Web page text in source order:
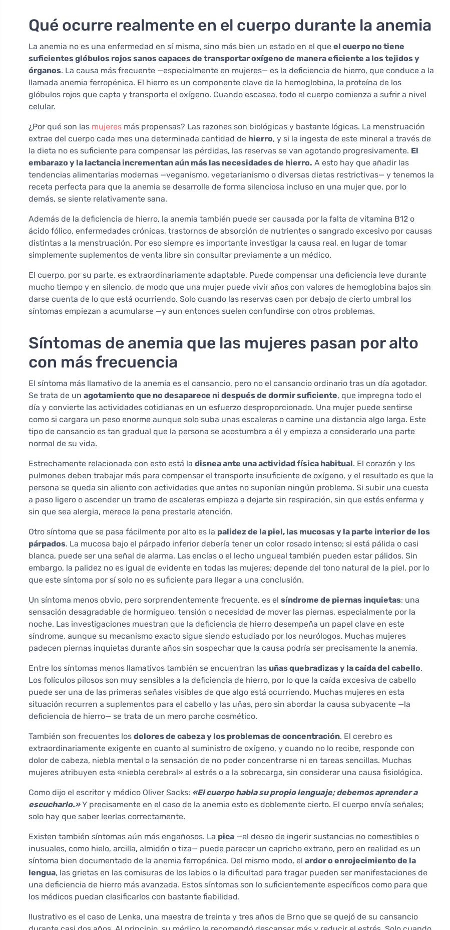
Qué ocurre realmente en el cuerpo durante la anemia
La anemia no es una enfermedad en sí misma, sino más bien un estado en el que el cuerpo no tiene
suficientes glóbulos rojos sanos capaces de transportar oxígeno de manera eficiente a los tejidos y
órganos. La causa más frecuente —especialmente en mujeres— es la deficiencia de hierro, que conduce a la
llamada anemia ferropénica. El hierro es un componente clave de la hemoglobina, la proteína de los
glóbulos rojos que capta y transporta el oxígeno. Cuando escasea, todo el cuerpo comienza a sufrir a nivel
celular.
¿Por qué son las mujeres más propensas? Las razones son biológicas y bastante lógicas. La menstruación
extrae del cuerpo cada mes una determinada cantidad de hierro, y si la ingesta de este mineral a través de
la dieta no es suficiente para compensar las pérdidas, las reservas se van agotando progresivamente. El
embarazo y la lactancia incrementan aún más las necesidades de hierro. A esto hay que añadir las
tendencias alimentarias modernas —veganismo, vegetarianismo o diversas dietas restrictivas— y tenemos la
receta perfecta para que la anemia se desarrolle de forma silenciosa incluso en una mujer que, por lo
demás, se siente relativamente sana.
Además de la deficiencia de hierro, la anemia también puede ser causada por la falta de vitamina B12 o
ácido fólico, enfermedades crónicas, trastornos de absorción de nutrientes o sangrado excesivo por causas
distintas a la menstruación. Por eso siempre es importante investigar la causa real, en lugar de tomar
simplemente suplementos de venta libre sin consultar previamente a un médico.
El cuerpo, por su parte, es extraordinariamente adaptable. Puede compensar una deficiencia leve durante
mucho tiempo y en silencio, de modo que una mujer puede vivir años con valores de hemoglobina bajos sin
darse cuenta de lo que está ocurriendo. Solo cuando las reservas caen por debajo de cierto umbral los
síntomas empiezan a acumularse —y aun entonces suelen confundirse con otros problemas.
Síntomas de anemia que las mujeres pasan por alto
con más frecuencia
El síntoma más llamativo de la anemia es el cansancio, pero no el cansancio ordinario tras un día agotador.
Se trata de un agotamiento que no desaparece ni después de dormir suficiente, que impregna todo el
día y convierte las actividades cotidianas en un esfuerzo desproporcionado. Una mujer puede sentirse
como si cargara un peso enorme aunque solo suba unas escaleras o camine una distancia algo larga. Este
tipo de cansancio es tan gradual que la persona se acostumbra a él y empieza a considerarlo una parte
normal de su vida.
Estrechamente relacionada con esto está la disnea ante una actividad física habitual. El corazón y los
pulmones deben trabajar más para compensar el transporte insuficiente de oxígeno, y el resultado es que la
persona se queda sin aliento con actividades que antes no suponían ningún problema. Si subir una cuesta
a paso ligero o ascender un tramo de escaleras empieza a dejarte sin respiración, sin que estés enferma y
sin que sea alergia, merece la pena prestarle atención.
Otro síntoma que se pasa fácilmente por alto es la palidez de la piel, las mucosas y la parte interior de los
párpados. La mucosa bajo el párpado inferior debería tener un color rosado intenso; si está pálida o casi
blanca, puede ser una señal de alarma. Las encías o el lecho ungueal también pueden estar pálidos. Sin
embargo, la palidez no es igual de evidente en todas las mujeres; depende del tono natural de la piel, por lo
que este síntoma por sí solo no es suficiente para llegar a una conclusión.
Un síntoma menos obvio, pero sorprendentemente frecuente, es el síndrome de piernas inquietas: una
sensación desagradable de hormigueo, tensión o necesidad de mover las piernas, especialmente por la
noche. Las investigaciones muestran que la deficiencia de hierro desempeña un papel clave en este
síndrome, aunque su mecanismo exacto sigue siendo estudiado por los neurólogos. Muchas mujeres
padecen piernas inquietas durante años sin sospechar que la causa podría ser precisamente la anemia.
Entre los síntomas menos llamativos también se encuentran las uñas quebradizas y la caída del cabello.
Los folículos pilosos son muy sensibles a la deficiencia de hierro, por lo que la caída excesiva de cabello
puede ser una de las primeras señales visibles de que algo está ocurriendo. Muchas mujeres en esta
situación recurren a suplementos para el cabello y las uñas, pero sin abordar la causa subyacente —la
deficiencia de hierro— se trata de un mero parche cosmético.
También son frecuentes los dolores de cabeza y los problemas de concentración. El cerebro es
extraordinariamente exigente en cuanto al suministro de oxígeno, y cuando no lo recibe, responde con
dolor de cabeza, niebla mental o la sensación de no poder concentrarse ni en tareas sencillas. Muchas
mujeres atribuyen esta «niebla cerebral» al estrés o a la sobrecarga, sin considerar una causa fisiológica.
Como dijo el escritor y médico Oliver Sacks: «El cuerpo habla su propio lenguaje; debemos aprender a
escucharlo.»Y precisamente en el caso de la anemia esto es doblemente cierto. El cuerpo envía señales;
solo hay que saber leerlas correctamente.
Existen también síntomas aún más engañosos. La pica —el deseo de ingerir sustancias no comestibles o
inusuales, como hielo, arcilla, almidón o tiza— puede parecer un capricho extraño, pero en realidad es un
síntoma bien documentado de la anemia ferropénica. Del mismo modo, el ardor o enrojecimiento de la
lengua, las grietas en las comisuras de los labios o la dificultad para tragar pueden ser manifestaciones de
una deficiencia de hierro más avanzada. Estos síntomas son lo suficientemente específicos como para que
los médicos puedan clasificarlos con bastante fiabilidad.
Ilustrativo es el caso de Lenka, una maestra de treinta y tres años de Brno que se quejó de su cansancio